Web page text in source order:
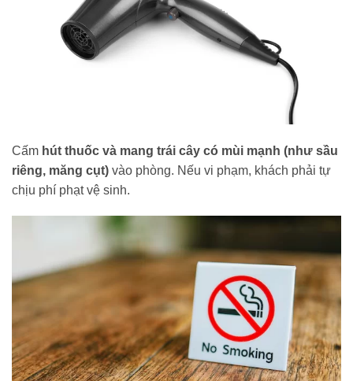
Cấm hút thuốc và mang trái cây có mùi mạnh (như sầu
riêng, măng cụt) vào phòng. Nếu vi phạm, khách phải tự
chịu phí phạt vệ sinh.